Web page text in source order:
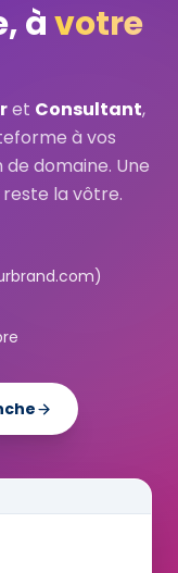
àvotre
et Consultant,
à vos
domaine. Une
la vôtre.